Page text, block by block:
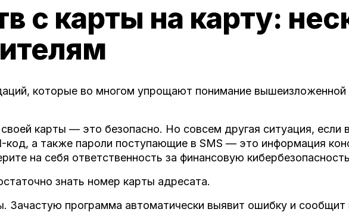
с карты на карту:
которые во многом упрощают понимание вышеизложенной
карты — это безопасно. Но совсем другая ситуация, если
код, а также пароли поступающие в SMS — это информация
на себя ответственность за финансовую
знать номер карты адресата.
Зачастую программа автоматически выявит ошибку и сообщит